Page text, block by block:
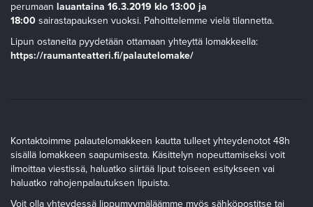
perumaan lauantaina 16.3.2019 klo 13:00 ja
18:00 sairastapauksen vuoksi. Pahoittelemme vielä tilannetta.
Lipun ostaneita pyydetään ottamaan yhteyttä lomakkeella:
https://raumanteatteri.fi/palautelomake/
Kontaktoimme palautelomakkeen kautta tulleet yhteydenotot 48h
sisällä lomakkeen saapumisesta. Käsittelyn nopeuttamiseksi voit
ilmoittaa viestissä, haluatko siirtää liput toiseen esitykseen vai
haluatko rahojenpalautuksen lipuista.
Voit olla yhteydessä lippumyymäläämme myös sähköpostitse tai